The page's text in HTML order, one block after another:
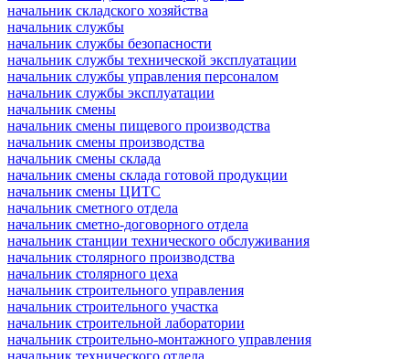
начальник складского хозяйства
начальник службы
начальник службы безопасности
начальник службы технической эксплуатации
начальник службы управления персоналом
начальник службы эксплуатации
начальник смены
начальник смены пищевого производства
начальник смены производства
начальник смены склада
начальник смены склада готовой продукции
начальник смены ЦИТС
начальник сметного отдела
начальник сметно-договорного отдела
начальник станции технического обслуживания
начальник столярного производства
начальник столярного цеха
начальник строительного управления
начальник строительного участка
начальник строительной лаборатории
начальник строительно-монтажного управления
начальник технического отдела